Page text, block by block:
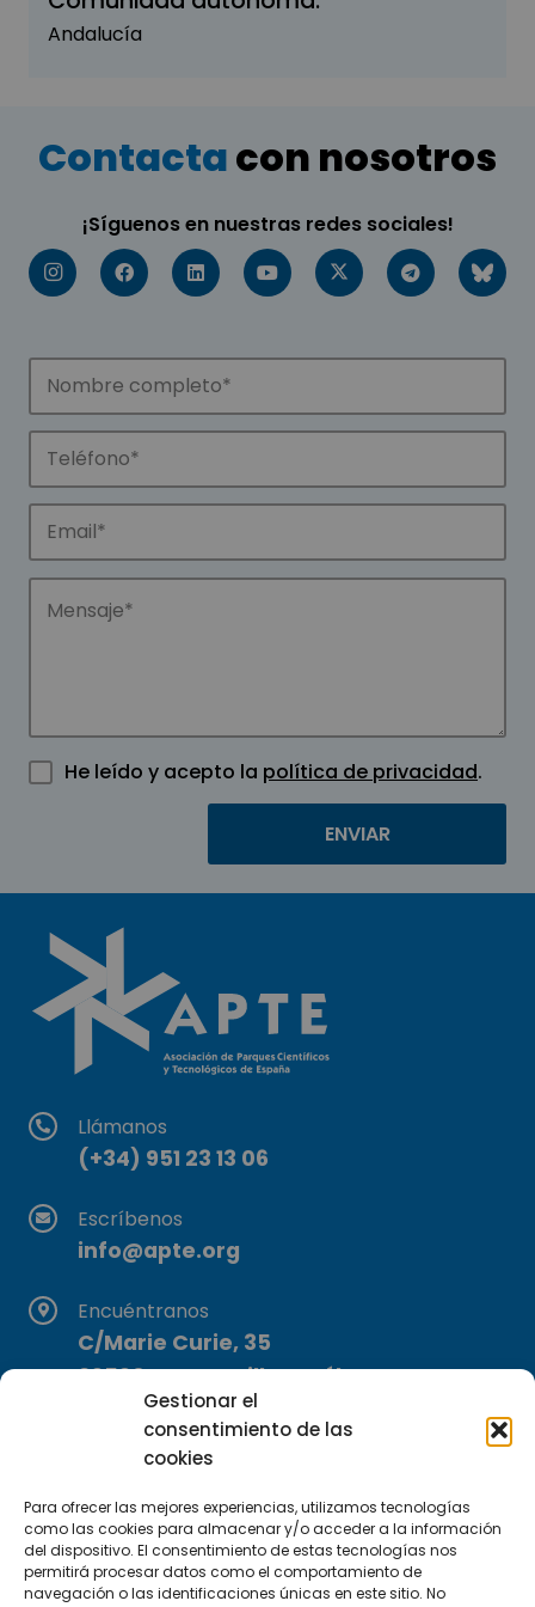
Gestionar el
consentimiento de las
cookies
Para ofrecer las mejores experiencias, utilizamos tecnologías
como las cookies para almacenar y/o acceder a la información
del dispositivo. El consentimiento de estas tecnologías nos
permitirá procesar datos como el comportamiento de
navegación o las identificaciones únicas en este sitio. No
Andalucía
Contactacon nosotros
¡Síguenos en nuestras redes sociales!
He leído y acepto la política de privacidad.
Llámanos
(+34) 951 23 13 06
Escríbenos
info@apte.org
Encuéntranos
C/Marie Curie, 35
29590 Campanillas, Málaga
Suscríbete a nuestra Newsletter